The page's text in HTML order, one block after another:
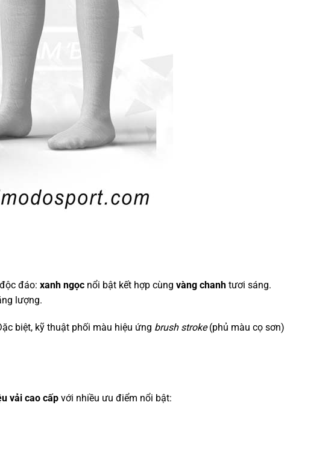
đáo: xanh ngọc nổi bật kết hợp cùng vàng chanh tươi sáng.
lượng.
biệt, kỹ thuật phối màu hiệu ứng brush stroke(phủ màu cọ sơn)
vải cao cấp với nhiều ưu điểm nổi bật: